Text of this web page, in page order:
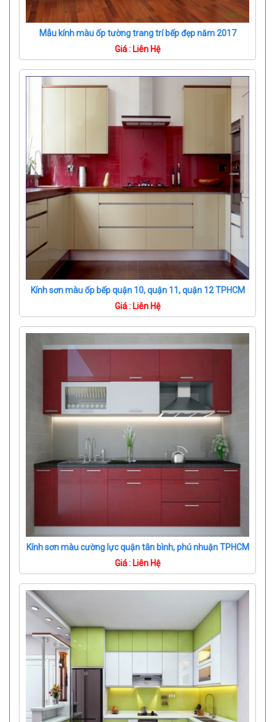
Mẫu kính màu ốp tường trang trí bếp đẹp năm 2017
Giá : Liên Hệ
Kính sơn màu ốp bếp quận 10, quận 11, quận 12 TPHCM
Giá : Liên Hệ
Kính sơn màu cường lực quận tân bình, phú nhuận TPHCM
Giá : Liên Hệ